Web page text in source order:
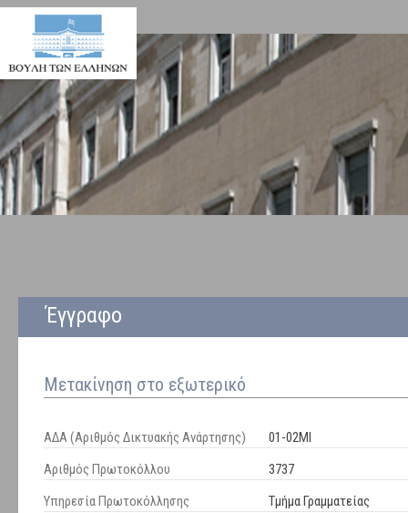
Έγγραφο
Μετακίνηση στο εξωτερικό
ΑΔΑ (Αριθμός Δικτυακής Ανάρτησης)
01-02ΜΙ
Αριθμός Πρωτοκόλλου
3737
Υπηρεσία Πρωτοκόλλησης
Τμήμα Γραμματείας